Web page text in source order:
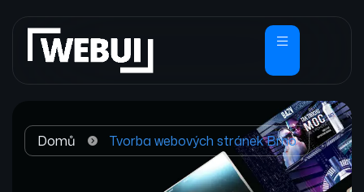
Domů Tvorba webových stránek Brno